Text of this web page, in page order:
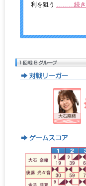
利を狙う
………続き